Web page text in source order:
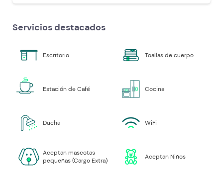
Servicios destacados
Escritorio Toallas de cuerpo
Estación de Café Cocina
Ducha WiFi
Aceptan mascotas
pequeñas (Cargo Extra)
Aceptan Niños